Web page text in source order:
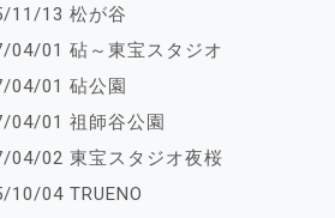
11/13 松が谷
04/01 砧～東宝スタジオ
04/01 砧公園
04/01 祖師谷公園
04/02 東宝スタジオ夜桜
10/04 TRUENO